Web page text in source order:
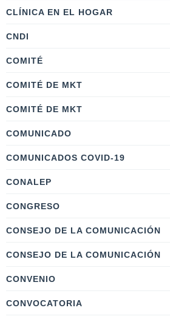
CLÍNICA EN EL HOGAR
CNDI
COMITÉ
COMITÉ DE MKT
COMITÉ DE MKT
COMUNICADO
COMUNICADOS COVID-19
CONALEP
CONGRESO
CONSEJO DE LA COMUNICACIÓN
CONSEJO DE LA COMUNICACIÓN
CONVENIO
CONVOCATORIA